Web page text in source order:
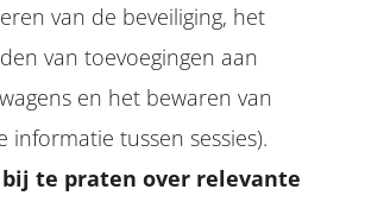
van de beveiliging, het
van toevoegingen aan
en het bewaren van
informatie tussen sessies).
bij te praten over relevante